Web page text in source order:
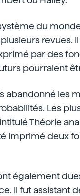
du
revues.
par des
pourraient
abandonné les
Les
Théorie
imprimé deux
également
Il fut assistant